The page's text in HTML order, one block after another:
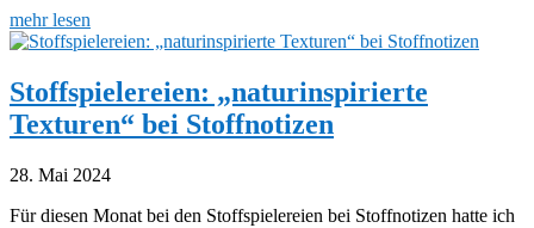
mehr lesen
Stoffspielereien: „naturinspirierte
Texturen“ bei Stoffnotizen
28. Mai 2024
Für diesen Monat bei den Stoffspielereien bei Stoffnotizen hatte ich